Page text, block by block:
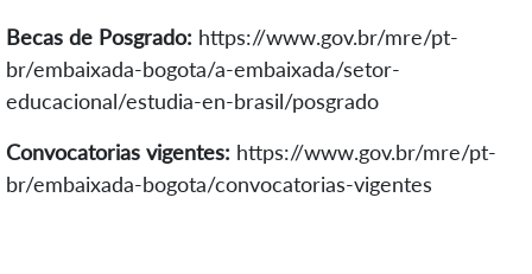
Becas de Posgrado: https://www.gov.br/mre/pt-
br/embaixada-bogota/a-embaixada/setor-
educacional/estudia-en-brasil/posgrado
Convocatorias vigentes: https://www.gov.br/mre/pt-
br/embaixada-bogota/convocatorias-vigentes